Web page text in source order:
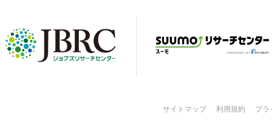
サイトマップ 利用規約 プラ